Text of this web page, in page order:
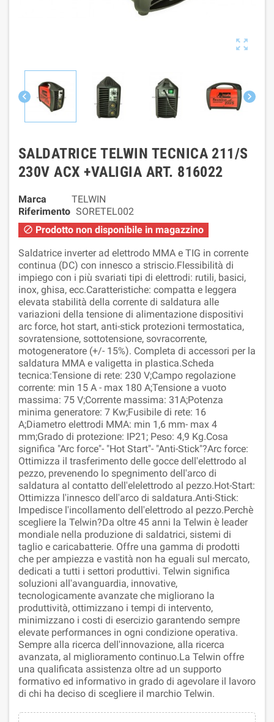

 
SALDATRICE TELWIN TECNICA 211/S
230V ACX +VALIGIA ART. 816022
Marca
TELWIN
Riferimento SORETEL002
 Prodotto non disponibile in magazzino
Saldatrice inverter ad elettrodo MMA e TIG in corrente
continua (DC) con innesco a striscio.Flessibilità di
impiego con i più svariati tipi di elettrodi: rutili, basici,
inox, ghisa, ecc.Caratteristiche: compatta e leggera
elevata stabilità della corrente di saldatura alle
variazioni della tensione di alimentazione dispositivi
arc force, hot start, anti-stick protezioni termostatica,
sovratensione, sottotensione, sovracorrente,
motogeneratore (+/- 15%). Completa di accessori per la
saldatura MMA e valigetta in plastica.Scheda
tecnica:Tensione di rete: 230 V;Campo regolazione
corrente: min 15 A - max 180 A;Tensione a vuoto
massima: 75 V;Corrente massima: 31A;Potenza
minima generatore: 7 Kw;Fusibile di rete: 16
A;Diametro elettrodi MMA: min 1,6 mm- max 4
mm;Grado di protezione: IP21; Peso: 4,9 Kg.Cosa
significa "Arc force"- "Hot Start"- "Anti-Stick"?Arc force:
Ottimizza il trasferimento delle gocce dell'elettrodo al
pezzo, prevenendo lo spegnimento dell'arco di
saldatura al contatto dell'elelettrodo al pezzo.Hot-Start:
Ottimizza l'innesco dell'arco di saldatura.Anti-Stick:
Impedisce l'incollamento dell'elettrodo al pezzo.Perchè
scegliere la Telwin?Da oltre 45 anni la Telwin è leader
mondiale nella produzione di saldatrici, sistemi di
taglio e caricabatterie. Offre una gamma di prodotti
che per ampiezza e vastità non ha eguali sul mercato,
dedicati a tutti i settori produttivi. Telwin significa
soluzioni all'avanguardia, innovative,
tecnologicamente avanzate che migliorano la
produttività, ottimizzano i tempi di intervento,
minimizzano i costi di esercizio garantendo sempre
elevate performances in ogni condizione operativa.
Sempre alla ricerca dell'innovazione, alla ricerca
avanzata, al miglioramento continuo.La Telwin offre
una qualificata assistenza oltre ad un supporto
formativo ed informativo in grado di agevolare il lavoro
di chi ha deciso di scegliere il marchio Telwin.